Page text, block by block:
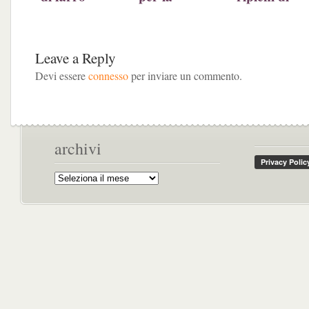
latte e uova
Leave a Reply
Devi essereconnessoper inviare un commento.
archivi
Archivi